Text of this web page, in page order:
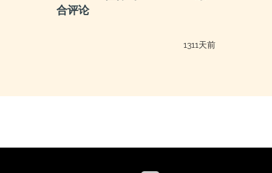
合评论
1311天前